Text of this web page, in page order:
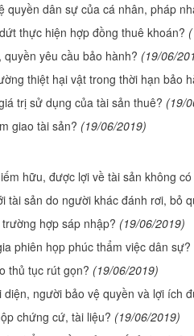
quyền dân sự của cá nhân, pháp
thực hiện hợp đồng thuê khoán?
yêu cầu bảo hành? (19/06/
thiệt hại vật trong thời hạn bảo
trị sử dụng của tài sản thuê? (19/
giao tài sản? (19/06/2019)
hữu, được lợi về tài sản không
tài sản do người khác đánh rơi, bỏ
hợp sáp nhập? (19/06/2019)
phiên họp phúc thẩm việc dân sự?
thủ tục rút gọn? (19/06/2019)
người bảo vệ quyền và lợi ích
chứng cứ, tài liệu? (19/06/2019)